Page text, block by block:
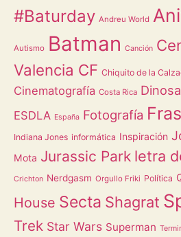
#Baturday Andreu World
Autismo Batman Canción
Valencia CF Chiquito de la
Cinematografía Costa Rica
ESDLA España Fotografía
Indiana Jones informática Inspiración
Mota Jurassic Park letra
Crichton Nerdgasm Orgullo Friki Política
House Secta Shagrat
Trek Star Wars Superman